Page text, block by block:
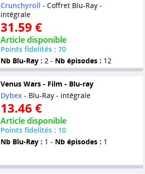
Crunchyroll - Coffret Blu-Ray -
intégrale
31.59 €
Article disponible
Points fidelités : 70
Nb Blu-Ray : 2 - Nb épisodes : 12
Venus Wars - Film - Blu-ray
Dybex- Blu-Ray - intégrale
13.46 €
Article disponible
Points fidelités : 10
Nb Blu-Ray : 1 - Nb épisodes : 1